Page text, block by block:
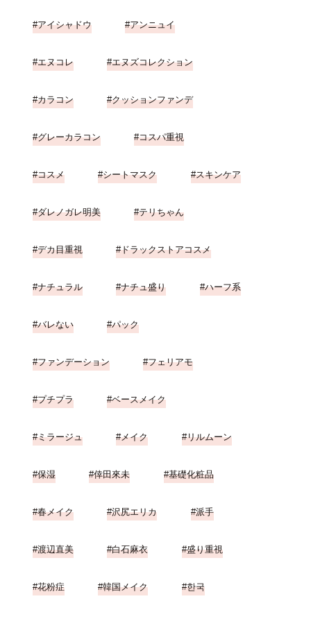
アイシャドウ アンニュイ
エヌコレ エヌズコレクション
カラコン クッションファンデ
グレーカラコン コスパ重視
コスメ シートマスク スキンケア
ダレノガレ明美 テリちゃん
デカ目重視 ドラックストアコスメ
ナチュラル ナチュ盛り ハーフ系
バレない パック
ファンデーション フェリアモ
プチプラ ベースメイク
ミラージュ メイク リルムーン
保湿 倖田來未 基礎化粧品
春メイク 沢尻エリカ 派手
渡辺直美 白石麻衣 盛り重視
花粉症 韓国メイク 한국